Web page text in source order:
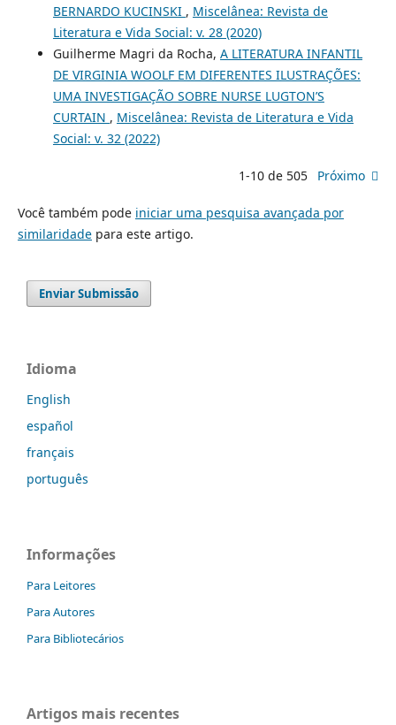
BERNARDO KUCINSKI , Miscelânea: Revista de
Literatura e Vida Social: v. 28 (2020)
Guilherme Magri da Rocha, A LITERATURA INFANTIL
DE VIRGINIA WOOLF EM DIFERENTES ILUSTRAÇÕES:
UMA INVESTIGAÇÃO SOBRE NURSE LUGTON’S
CURTAIN , Miscelânea: Revista de Literatura e Vida
Social: v. 32 (2022)
1-10 de 505 Próximo
Você também pode iniciar uma pesquisa avançada por
similaridadepara este artigo.
Enviar Submissão
Idioma
English
español
français
português
Informações
Para Leitores
Para Autores
Para Bibliotecários
Artigos mais recentes